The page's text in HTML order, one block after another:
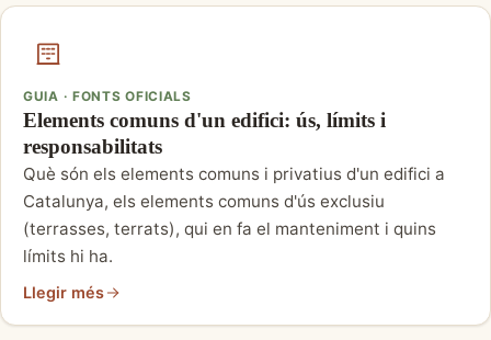
GUIA · FONTS OFICIALS
Elements comuns d'un edifici: ús, límits i
responsabilitats
Què són els elements comuns i privatius d'un edifici a
Catalunya, els elements comuns d'ús exclusiu
(terrasses, terrats), qui en fa el manteniment i quins
límits hi ha.
Llegir més